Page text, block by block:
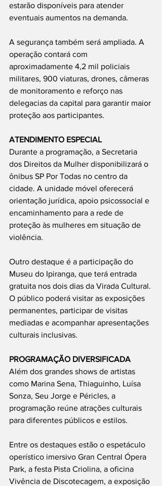
estarão disponíveis para atender
eventuais aumentos na demanda.
A segurança também será ampliada. A
operação contará com
aproximadamente 4,2 mil policiais
militares, 900 viaturas, drones, câmeras
de monitoramento e reforço nas
delegacias da capital para garantir maior
proteção aos participantes.
ATENDIMENTO ESPECIAL
Durante a programação, a Secretaria
dos Direitos da Mulher disponibilizará o
ônibus SP Por Todas no centro da
cidade. A unidade móvel oferecerá
orientação jurídica, apoio psicossocial e
encaminhamento para a rede de
proteção às mulheres em situação de
violência.
Outro destaque é a participação do
Museu do Ipiranga, que terá entrada
gratuita nos dois dias da Virada Cultural.
O público poderá visitar as exposições
permanentes, participar de visitas
mediadas e acompanhar apresentações
culturais inclusivas.
PROGRAMAÇÃO DIVERSIFICADA
Além dos grandes shows de artistas
como Marina Sena, Thiaguinho, Luísa
Sonza, Seu Jorge e Péricles, a
programação reúne atrações culturais
para diferentes públicos e estilos.
Entre os destaques estão o espetáculo
operístico imersivo Gran Central Ópera
Park, a festa Pista Criolina, a oficina
Vivência de Discotecagem, a exposição